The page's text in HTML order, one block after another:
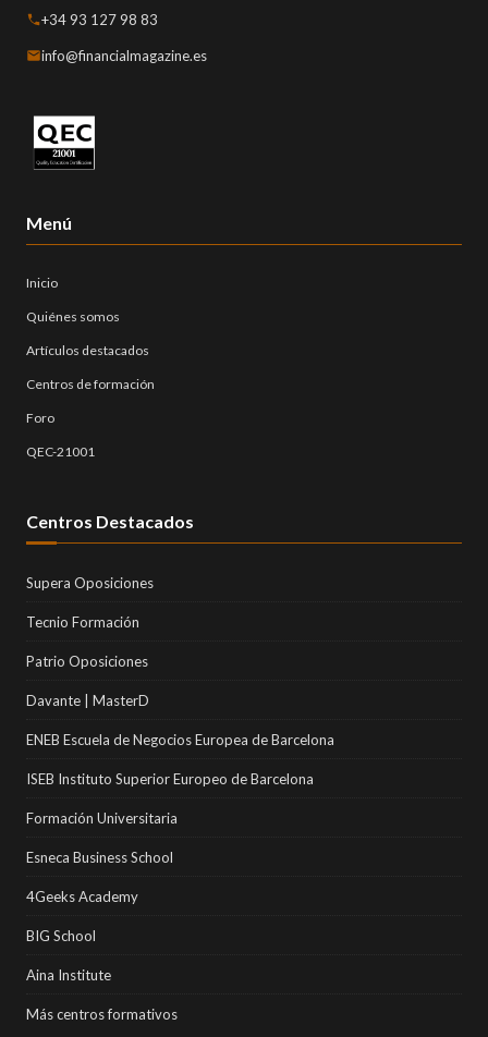
+34 93 127 98 83
info@financialmagazine.es
Menú
Inicio
Quiénes somos
Artículos destacados
Centros de formación
Foro
QEC-21001
Centros Destacados
Supera Oposiciones
Tecnio Formación
Patrio Oposiciones
Davante | MasterD
ENEB Escuela de Negocios Europea de Barcelona
ISEB Instituto Superior Europeo de Barcelona
Formación Universitaria
Esneca Business School
4Geeks Academy
BIG School
Aina Institute
Más centros formativos